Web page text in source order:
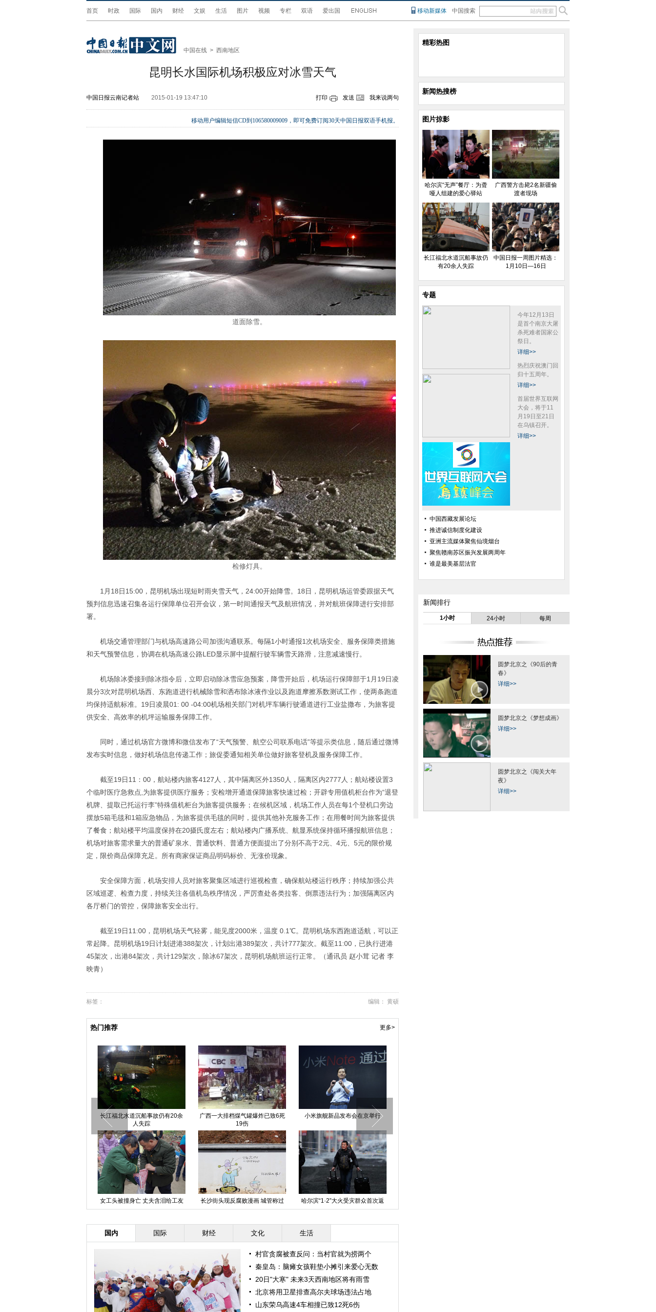
首页 时政 国际 国内 财经 文娱 生活 图片 视频 专栏 双语 爱出国 移动新媒体 中国搜索
中国在线 > 西南地区
昆明长水国际机场积极应对冰雪天气
中国日报云南记者站 2015-01-19 13:47:10 打印 发送 我来说两句
移动用户编辑短信CD到106580009009，即可免费订阅30天中国日报双语手机报。
道面除雪。
检修灯具。
1月18日15:00，昆明机场出现短时雨夹雪天气，24:00开始降雪。18日，昆明机场运管委跟据天气
预判信息迅速召集各运行保障单位召开会议，第一时间通报天气及航班情况，并对航班保障进行安排部
署。
机场交通管理部门与机场高速路公司加强沟通联系。每隔1小时通报1次机场安全、服务保障类措施
和天气预警信息，协调在机场高速公路LED显示屏中提醒行驶车辆雪天路滑，注意减速慢行。
机场除冰委接到除冰指令后，立即启动除冰雪应急预案，降雪开始后，机场运行保障部于1月19日凌
晨分3次对昆明机场西、东跑道进行机械除雪和洒布除冰液作业以及跑道摩擦系数测试工作，使两条跑道
均保持适航标准。19日凌晨01: 00 -04:00机场相关部门对机坪车辆行驶通道进行工业盐撒布，为旅客提
供安全、高效率的机坪运输服务保障工作。
同时，通过机场官方微博和微信发布了“天气预警、航空公司联系电话”等提示类信息，随后通过微博
发布实时信息，做好机场信息传递工作；旅促委通知相关单位做好旅客登机及服务保障工作。
截至19日11：00，航站楼内旅客4127人，其中隔离区外1350人，隔离区内2777人；航站楼设置3
个临时医疗急救点,为旅客提供医疗服务；安检增开通道保障旅客快速过检；开辟专用值机柜台作为“退登
机牌、提取已托运行李”特殊值机柜台为旅客提供服务；在候机区域，机场工作人员在每1个登机口旁边
摆放5箱毛毯和1箱应急物品，为旅客提供毛毯的同时，提供其他补充服务工作；在用餐时间为旅客提供
了餐食；航站楼平均温度保持在20摄氏度左右；航站楼内广播系统、航显系统保持循环播报航班信息；
机场对旅客需求量大的普通矿泉水、普通饮料、普通方便面提出了分别不高于2元、4元、5元的限价规
定，限价商品保障充足。所有商家保证商品明码标价、无涨价现象。
安全保障方面，机场安排人员对旅客聚集区域进行巡视检查，确保航站楼运行秩序；持续加强公共
区域巡逻、检查力度，持续关注各值机岛秩序情况，严厉查处各类拉客、倒票违法行为；加强隔离区内
各厅桥门的管控，保障旅客安全出行。
截至19日11:00，昆明机场天气轻雾，能见度2000米，温度 0.1℃。昆明机场东西跑道适航，可以正
常起降。昆明机场19日计划进港388架次，计划出港389架次，共计777架次。截至11:00，已执行进港
45架次，出港84架次，共计129架次，除冰67架次，昆明机场航班运行正常。（通讯员 赵小茸 记者 李
映青）
编辑： 黄硕
标签：
热门推荐 更多>
长江福北水道沉船事故仍有20余
人失踪
广西一大排档煤气罐爆炸已致6死
19伤
小米旗舰新品发布会在京举行
女工头被撞身亡 丈夫含泪给工友
结薪10万
长沙街头现反腐败漫画 城管称过
于负能量
哈尔滨“1·2”大火受灾群众首次返
家
国内 国际 财经 文化 生活
村官贪腐被查反问：当村官就为捞两个
秦皇岛：脑瘫女孩鞋垫小摊引来爱心无数
20日"大寒" 未来3天西南地区将有雨雪
北京将用卫星排查高尔夫球场违法占地
山东荣乌高速4车相撞已致12死6伤
精彩热图
新闻热搜榜
图片掠影
哈尔滨“无声”餐厅：为聋
哑人组建的爱心驿站
广西警方击毙2名新疆偷
渡者现场
长江福北水道沉船事故仍
有20余人失踪
中国日报一周图片精选：
1月10日—16日
专题
今年12月13日
是首个南京大屠
杀死难者国家公
祭日。
详细>>
热烈庆祝澳门回
归十五周年。
详细>>
首届世界互联网
大会，将于11
月19日至21日
在乌镇召开。
详细>>
中国西藏发展论坛
推进诚信制度化建设
亚洲主流媒体聚焦仙境烟台
聚焦赣南苏区振兴发展两周年
谁是最美基层法官
新闻排行
1小时 24小时 每周
圆梦北京之《90后的青
春》
详细>>
圆梦北京之《梦想成画》
详细>>
圆梦北京之《闯关大年
夜》
详细>>